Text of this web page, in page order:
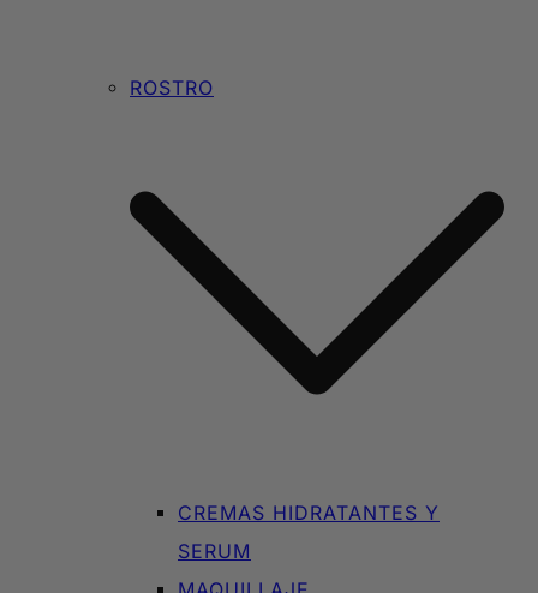
ROSTRO
CREMAS HIDRATANTES Y
SERUM
MAQUILLAJE